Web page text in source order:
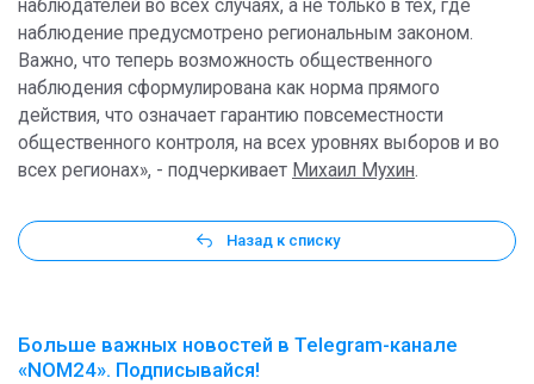
наблюдателей во всех случаях, а не только в тех, где
наблюдение предусмотрено региональным законом.
Важно, что теперь возможность общественного
наблюдения сформулирована как норма прямого
действия, что означает гарантию повсеместности
общественного контроля, на всех уровнях выборов и во
всех регионах», - подчеркивает Михаил Мухин.
Назад к списку
Больше важных новостей в Telegram-канале
«NOM24». Подписывайся!